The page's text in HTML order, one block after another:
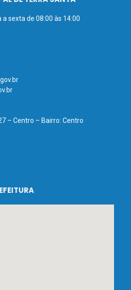
sexta de 08:00 às 14:00
– Centro – Bairro: Centro